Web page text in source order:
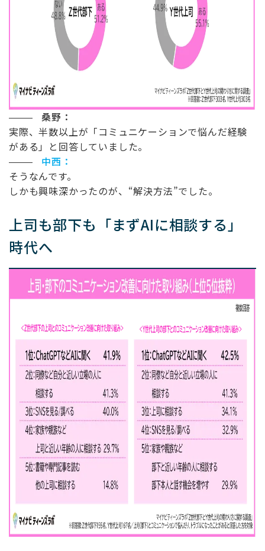
桑野：
実際、半数以上が「コミュニケーションで悩んだ経験
がある」と回答していました。
中西：
そうなんです。
しかも興味深かったのが、 “解決方法”でした。
上司も部下も「まずAIに相談する」
時代へ